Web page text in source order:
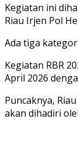
Kegiatan ini
Riau Irjen Pol
Ada tiga
Kegiatan RBR
April 2026
Puncaknya,
akan dihadiri